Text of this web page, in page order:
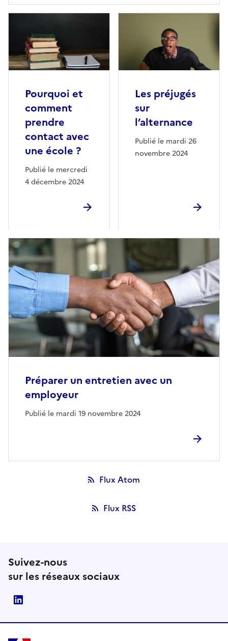
Pourquoi et
comment
prendre
contact avec
une école ?
Publié le mercredi
4 décembre 2024
Les préjugés
sur
l’alternance
Publié le mardi 26
novembre 2024
Préparer un entretien avec un
employeur
Publié le mardi 19 novembre 2024
Flux Atom
Flux RSS
Suivez-nous
sur les réseaux sociaux